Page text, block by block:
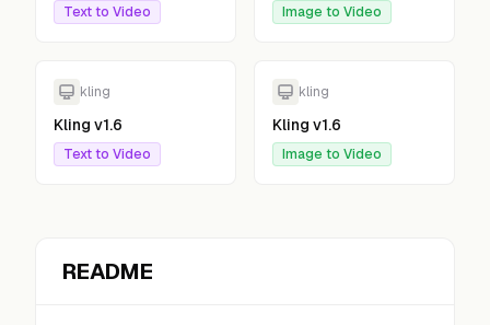
Text to Video Image to Video
kling
Kling v1.6
Text to Video
kling
Kling v1.6
Image to Video
README